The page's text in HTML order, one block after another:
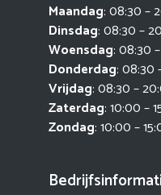
Maandag: 08:30 –
Dinsdag: 08:30 –
Woensdag: 08:30
Donderdag: 08:30
Vrijdag: 08:30 –
Zaterdag: 10:00 –
Zondag: 10:00 –